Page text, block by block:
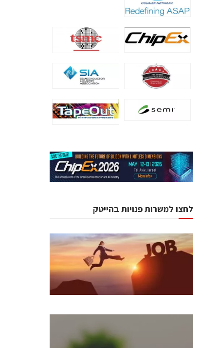
לחצו למשרות פנויות בהייטק